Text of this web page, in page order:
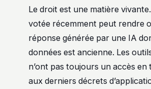
Le droit est une matière
votée récemment peut rendre
réponse générée par une IA
données est ancienne. Les
n’ont pas toujours un accès en
aux derniers décrets